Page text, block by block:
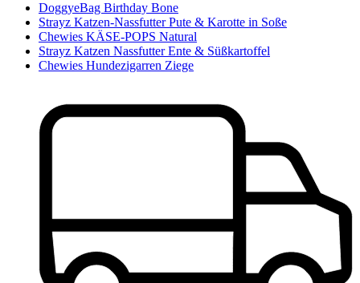
DoggyeBag Birthday Bone
Strayz Katzen-Nassfutter Pute & Karotte in Soße
Chewies KÄSE-POPS Natural
Strayz Katzen Nassfutter Ente & Süßkartoffel
Chewies Hundezigarren Ziege